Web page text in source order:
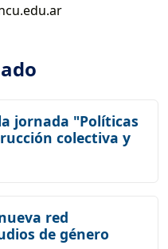
jornada "Políticas
colectiva y
red
de género